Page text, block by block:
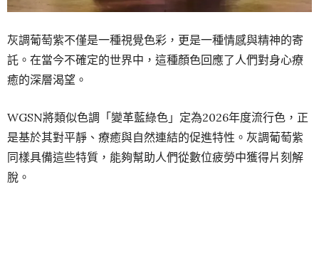
灰調葡萄紫不僅是一種視覺色彩，更是一種情感與精神的寄
託。在當今不確定的世界中，這種顏色回應了人們對身心療
癒的深層渴望。
WGSN將類似色調「變革藍綠色」定為2026年度流行色，正
是基於其對平靜、療癒與自然連結的促進特性。灰調葡萄紫
同樣具備這些特質，能夠幫助人們從數位疲勞中獲得片刻解
脫。